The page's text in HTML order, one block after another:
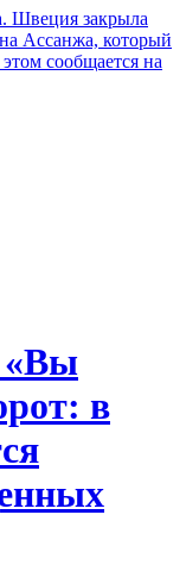
закрыла
Ассанжа, который
сообщается на
«Вы
в